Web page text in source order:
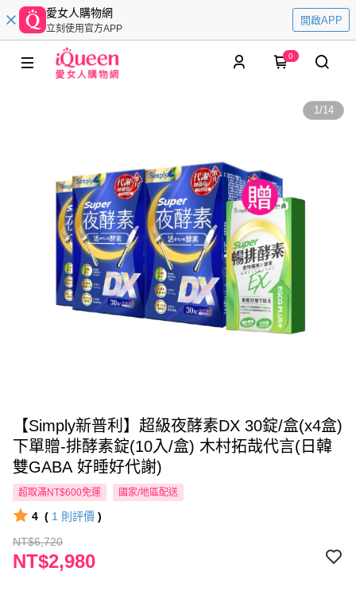
愛女人購物網
立刻使用官方APP
開啟APP
0
1/14
【Simply新普利】超級夜酵素DX 30錠/盒(x4盒)
下單贈-排酵素錠(10入/盒) 木村拓哉代言(日韓
雙GABA 好睡好代謝)
超取滿NT$600免運 國家/地區配送
4 ( 1 則評價 )
NT$6,720
NT$2,980